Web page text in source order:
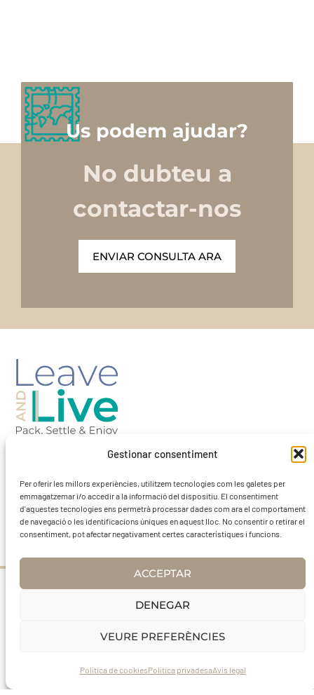
Gestionar consentiment
Per oferir les millors experiències, utilitzem tecnologies com les galetes per
emmagatzemar i/o accedir a la informació del dispositiu. El consentiment
d'aquestes tecnologies ens permetrà processar dades com ara el comportament
de navegació o les identificacions úniques en aquest lloc. No consentir o retirar el
consentiment, pot afectar negativament certes característiques i funcions.
ACCEPTAR
DENEGAR
VEURE PREFERÈNCIES
Política de cookiesPolítica privadesaAvís legal
Us podem ajudar?
No dubteu a
contactar-nos
ENVIAR CONSULTA ARA
Barcelona-Spain
contact@leaveandlivebcn.com
Política de Privadesa Política de cookies